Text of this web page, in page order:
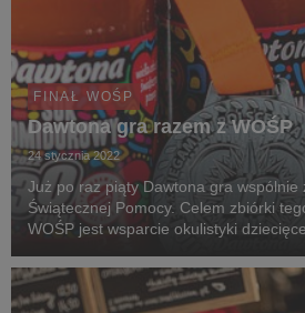
FINAŁ WOŚP
Dawtona gra razem z WOŚP
24 stycznia 2022
Już po raz piąty Dawtona gra wspólnie
Świątecznej Pomocy. Celem zbiórki
WOŚP jest wsparcie okulistyki
kultowego soku pomidorowego, który